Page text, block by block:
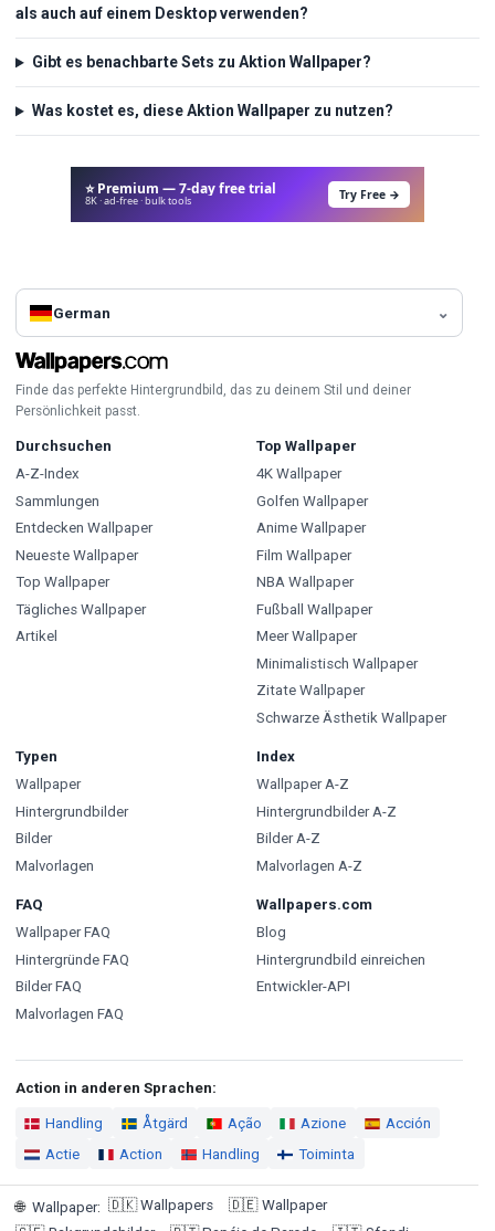
als auch auf einem Desktop verwenden?
Gibt es benachbarte Sets zu Aktion Wallpaper?
Was kostet es, diese Aktion Wallpaper zu nutzen?
⭐ Premium — 7-day free trial
8K · ad-free · bulk tools Try Free →
German
Finde das perfekte Hintergrundbild, das zu deinem Stil und deiner
Persönlichkeit passt.
Durchsuchen
A-Z-Index
Sammlungen
Entdecken Wallpaper
Neueste Wallpaper
Top Wallpaper
Tägliches Wallpaper
Artikel
Top Wallpaper
4K Wallpaper
Golfen Wallpaper
Anime Wallpaper
Film Wallpaper
NBA Wallpaper
Fußball Wallpaper
Meer Wallpaper
Minimalistisch Wallpaper
Zitate Wallpaper
Schwarze Ästhetik Wallpaper
Typen
Wallpaper
Hintergrundbilder
Bilder
Malvorlagen
Index
Wallpaper A-Z
Hintergrundbilder A-Z
Bilder A-Z
Malvorlagen A-Z
FAQ
Wallpaper FAQ
Hintergründe FAQ
Bilder FAQ
Malvorlagen FAQ
Wallpapers.com
Blog
Hintergrundbild einreichen
Entwickler-API
Action in anderen Sprachen:
Handling Åtgärd Ação Azione
Acción
Actie
Action Handling Toiminta
🌐 Wallpaper: 🇩🇰 Wallpapers 🇩🇪 Wallpaper